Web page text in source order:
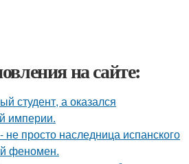
на сайте:
студент, а оказался
империи.
просто наследница испанского
феномен.